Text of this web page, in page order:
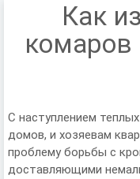
Как
комаров
С наступлением
домов, и хозяевам
проблему борьбы с
доставляющими